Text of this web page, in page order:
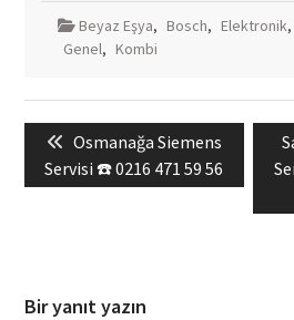
Beyaz Eşya, Bosch, Elektronik,
Genel, Kombi
gezinmesi
Previous
post:
Osmanağa Siemens
Servisi ☎️ 0216 471 59 56
Bir yanıt yazın